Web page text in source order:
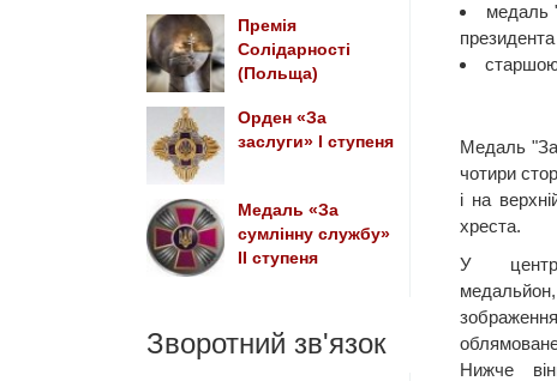
медаль
президента
Медаль "За
чотири
і на
хреста.
У
Нижче
Премія
Солідарності
(Польща)
Орден «За
заслуги» I ступеня
Медаль «За
сумлінну службу»
II ступеня
Зворотний зв'язок